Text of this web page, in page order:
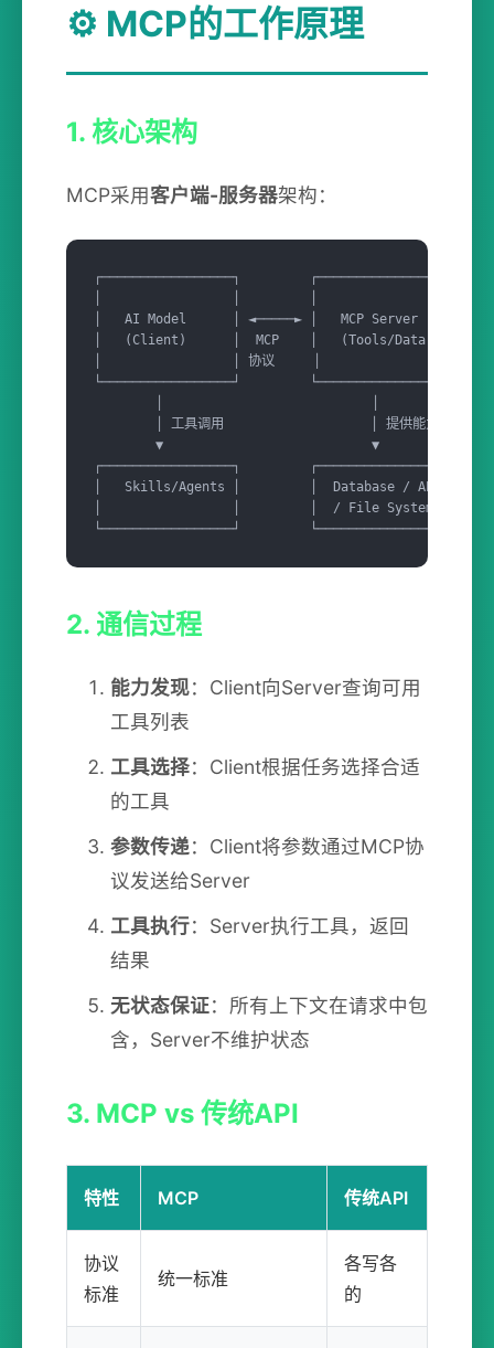
⚙️ MCP的工作原理
1. 核心架构
MCP采用客户端-服务器架构：
┌─────────────────┐         ┌──────────────────┐
│   AI Model      │ ◄─────► │   MCP Server     │
│   (Client)      │  MCP    │   (Tools/Data)   │
│                 │ 协议     │                  │
└─────────────────┘         └──────────────────┘
        │ 工具调用                   │ 提供能力
        ▼                           ▼
┌─────────────────┐         ┌──────────────────┐
│   Skills/Agents │         │  Database / API  │
│                 │         │  / File System   │
└─────────────────┘         └──────────────────┘
2. 通信过程
能力发现：Client向Server查询可用
工具列表
工具选择：Client根据任务选择合适
的工具
参数传递：Client将参数通过MCP协
议发送给Server
工具执行：Server执行工具，返回
结果
无状态保证：所有上下文在请求中包
含，Server不维护状态
3. MCP vs 传统API
特性 MCP 传统API
协议
标准
统一标准
各写各
的